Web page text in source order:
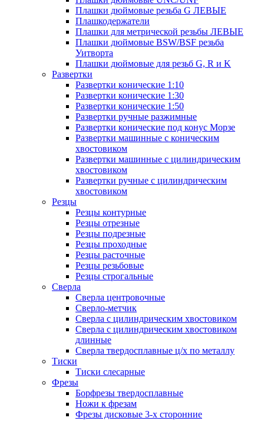
Плашки дюймовые резьба G ЛЕВЫЕ
Плашкодержатели
Плашки для метрической резьбы ЛЕВЫЕ
Плашки дюймовые BSW/BSF резьба
Уитворта
Плашки дюймовые для резьб G, R и K
Развертки
Развертки конические 1:10
Развертки конические 1:30
Развертки конические 1:50
Развертки ручные разжимные
Развертки конические под конус Морзе
Развертки машинные с коническим
хвостовиком
Развертки машинные с цилиндрическим
хвостовиком
Развертки ручные с цилиндрическим
хвостовиком
Резцы
Резцы контурные
Резцы отрезные
Резцы подрезные
Резцы проходные
Резцы расточные
Резцы резьбовые
Резцы строгальные
Сверла
Сверла центровочные
Сверло-метчик
Сверла с цилиндрическим хвостовиком
Сверла с цилиндрическим хвостовиком
длинные
Сверла твердосплавные ц/х по металлу
Тиски
Тиски слесарные
Фрезы
Борфрезы твердосплавные
Ножи к фрезам
Фрезы дисковые 3-х сторонние